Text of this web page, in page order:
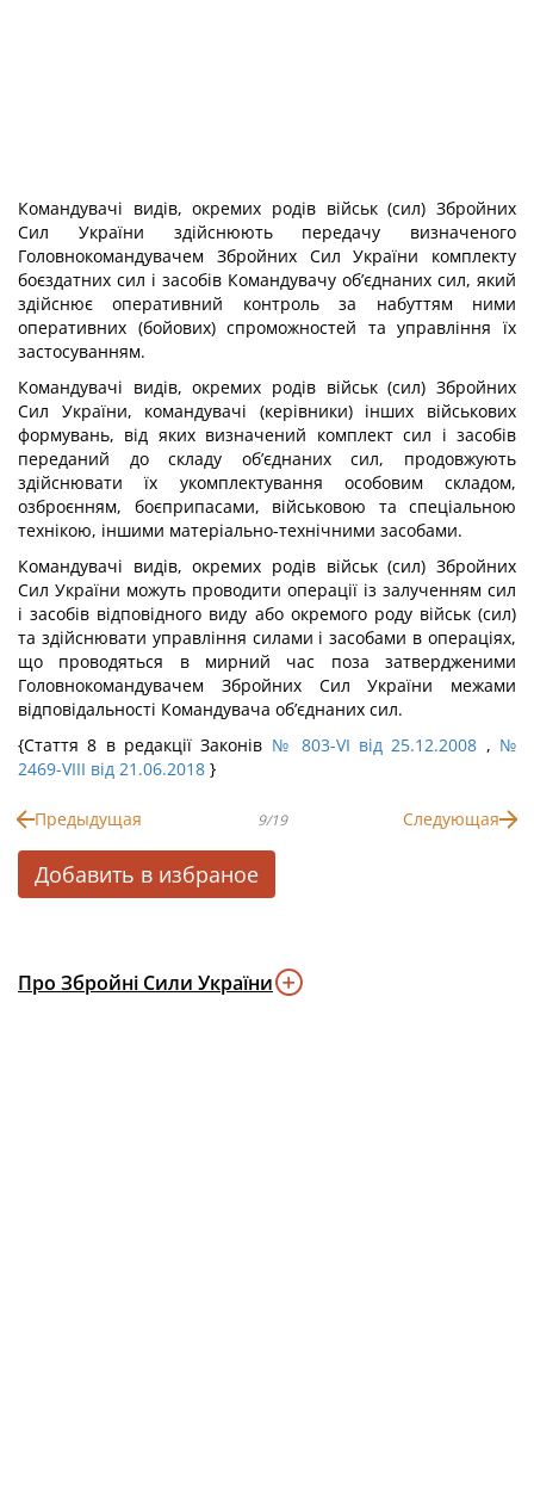
Командувачі видів, окремих родів військ (сил) Збройних
Сил України здійснюють передачу визначеного
Головнокомандувачем Збройних Сил України комплекту
боєздатних сил і засобів Командувачу об’єднаних сил, який
здійснює оперативний контроль за набуттям ними
оперативних (бойових) спроможностей та управління їх
застосуванням.
Командувачі видів, окремих родів військ (сил) Збройних
Сил України, командувачі (керівники) інших військових
формувань, від яких визначений комплект сил і засобів
переданий до складу об’єднаних сил, продовжують
здійснювати їх укомплектування особовим складом,
озброєнням, боєприпасами, військовою та спеціальною
технікою, іншими матеріально-технічними засобами.
Командувачі видів, окремих родів військ (сил) Збройних
Сил України можуть проводити операції із залученням сил
і засобів відповідного виду або окремого роду військ (сил)
та здійснювати управління силами і засобами в операціях,
що проводяться в мирний час поза затвердженими
Головнокомандувачем Збройних Сил України межами
відповідальності Командувача об’єднаних сил.
{Стаття 8 в редакції Законів № 803-VI від 25.12.2008 , №
2469-VIII від 21.06.2018 }
Предыдущая 9/19 Следующая
Добавить в избраное
Про Збройні Сили України